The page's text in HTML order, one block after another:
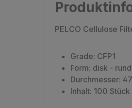
PELCO Cellulose
Grade: CFP1
Form: disk - rund
Durchmesser:
Inhalt: 100 Stück